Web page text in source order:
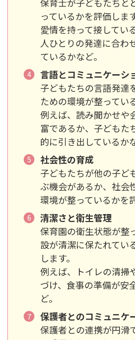
っているかを評価します
愛情を持って接してい
人ひとりの発達に合わ
ているかなど。
言語とコミュニケーシ
子どもたちの言語発達
ための環境が整ってい
例えば、読み聞かせや
富であるか、子どもた
的に引き出しているか
社会性の育成
子どもたちが他の子ど
ぶ機会があるか、社会
環境が整っているかを
清潔さと衛生管理
保育園の衛生状態が整
設が清潔に保たれてい
します。
例えば、トイレの清掃
づけ、食事の準備が安
ど。
保護者とのコミュニケ
保護者との連携が円滑